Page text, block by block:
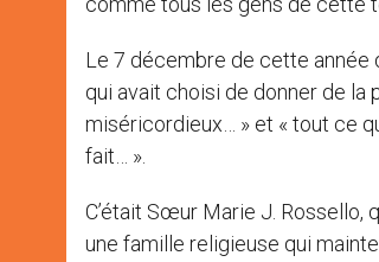
Le 7 décembre de cette année
qui avait choisi de donner de la
miséricordieux… » et « tout ce
fait… ».
C’était Sœur Marie J. Rossello,
une famille religieuse qui